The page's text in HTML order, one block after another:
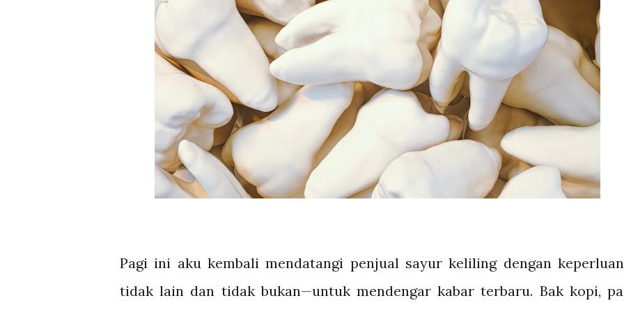
Pagi ini aku kembali mendatangi penjual sayur keliling dengan
tidak lain dan tidak bukan—untuk mendengar kabar terbaru. Bak kopi,